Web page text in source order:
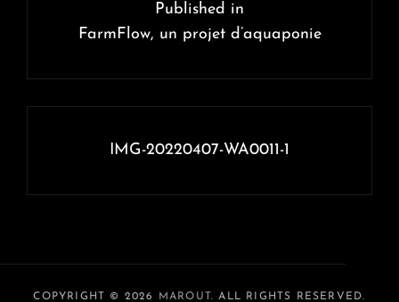
l’article
Published in
FarmFlow, un projet d’aquaponie
IMG-20220407-WA0011-1
COPYRIGHT © 2026 MAROUT. ALL RIGHTS RESERVED.